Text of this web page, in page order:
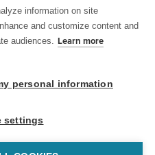
information on site
and customize content and
audiences. Learn more
personal information
settings